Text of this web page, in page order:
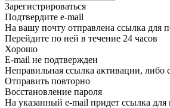
Зарегистрироваться
Подтвердите e-mail
На вашу почту отправлена ссылка для
Перейдите по ней в течение 24 часов
Хорошо
E-mail не подтвержден
Неправильная ссылка активации, либо
Отправить повторно
Восстановление пароля
На указанный e-mail придет ссылка для